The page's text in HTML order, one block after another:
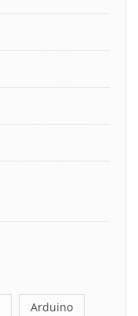
Arduino